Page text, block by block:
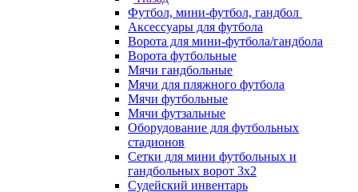
Футбол, мини-футбол, гандбол
Аксессуары для футбола
Ворота для мини-футбола/гандбола
Ворота футбольные
Мячи гандбольные
Мячи для пляжного футбола
Мячи футбольные
Мячи футзальные
Оборудование для футбольных
стадионов
Сетки для мини футбольных и
гандбольных ворот 3х2
Судейский инвентарь